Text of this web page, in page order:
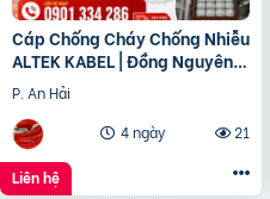
Cáp Chống Cháy Chống Nhiễu
ALTEK KABEL | Đồng Nguyên
Chất 100%, Đảm Bảo An Toàn
Công Trình
P. An Hải
4 ngày
21
Liên hệ